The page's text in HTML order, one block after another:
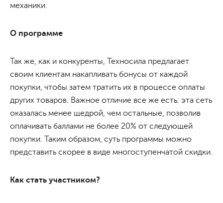
механики.
О программе
Так же, как и конкуренты, Техносила предлагает
своим клиентам накапливать бонусы от каждой
покупки, чтобы затем тратить их в процессе оплаты
других товаров. Важное отличие все же есть: эта сеть
оказалась менее щедрой, чем остальные, позволив
оплачивать баллами не более 20% от следующей
покупки. Таким образом, суть программы можно
представить скорее в виде многоступенчатой скидки.
Как стать участником?